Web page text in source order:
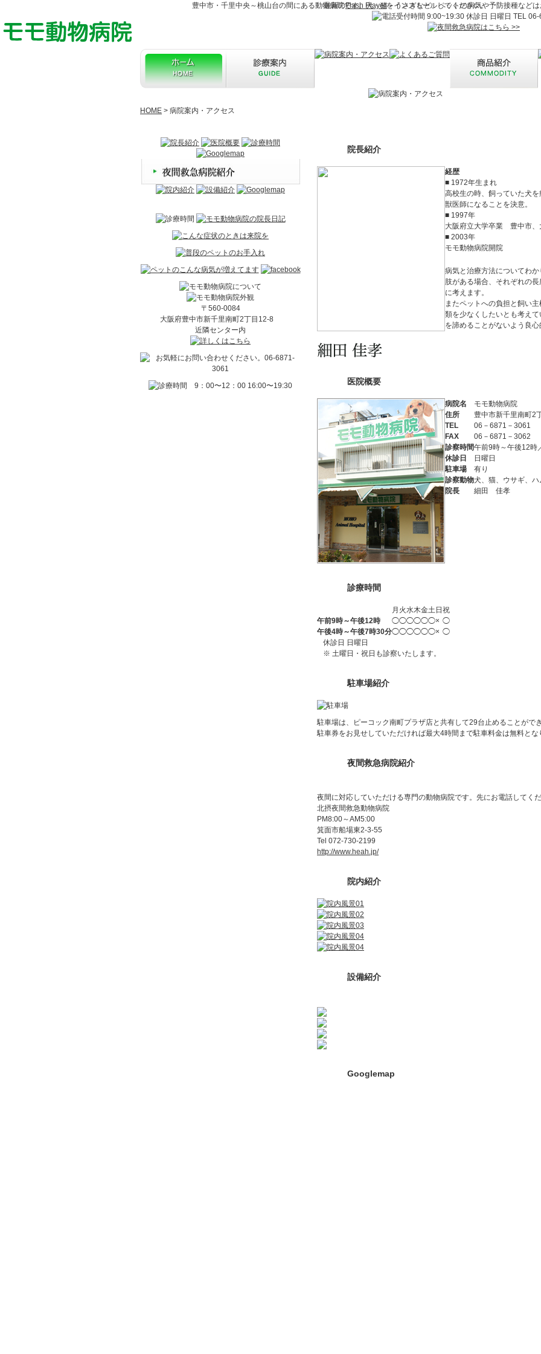
豊中市・千里中央～桃山台の間にある動物病院です。犬・猫・うさぎなど、ペットの病気や予防接種などは
HOME > 病院案内・アクセス
院長紹介
経歴
■ 1972年生まれ
高校生の時、飼っていた犬を
獣医師になることを決意。
■ 1997年
大阪府立大学卒業 豊中市、
■ 2003年
モモ動物病院開院
病気と治療方法についてわ
肢がある場合、それぞれの
に考えます。
またペットへの負担と飼い
類を少なくしたいとも考え
を諦めることがないよう良
医院概要
病院名
モモ動物病院
住所
豊中市新千里南町2
TEL
06－6871－3061
FAX
06－6871－3062
診察時間午前9時～午後12時
休診日
日曜日
駐車場
有り
診察動物犬、猫、ウサギ、
院長
細田 佳孝
診療時間
月 火水木金土日 祝
午前9時～午後12時
◯◯◯◯◯◯× ◯
午後4時～午後7時30分◯◯◯◯◯◯× ◯
休診日 日曜日
※ 土曜日・祝日も診察いたします。
駐車場紹介
駐車場は、ピーコック南町プラザ店と共有して29台止めることができ
駐車券をお見せしていただければ最大4時間まで駐車料金は無料とな
夜間救急病院紹介
夜間に対応していただける専門の動物病院です。先にお電話してくだ
北摂夜間救急動物病院
PM8:00～AM5:00
箕面市船場東2-3-55
Tel 072-730-2199
http://www.heah.jp/
院内紹介
設備紹介
Googlemap
〒560-0084
大阪府豊中市新千里南町2丁目12-8
近隣センター内
最新のFlash Playerをインストールしてください。